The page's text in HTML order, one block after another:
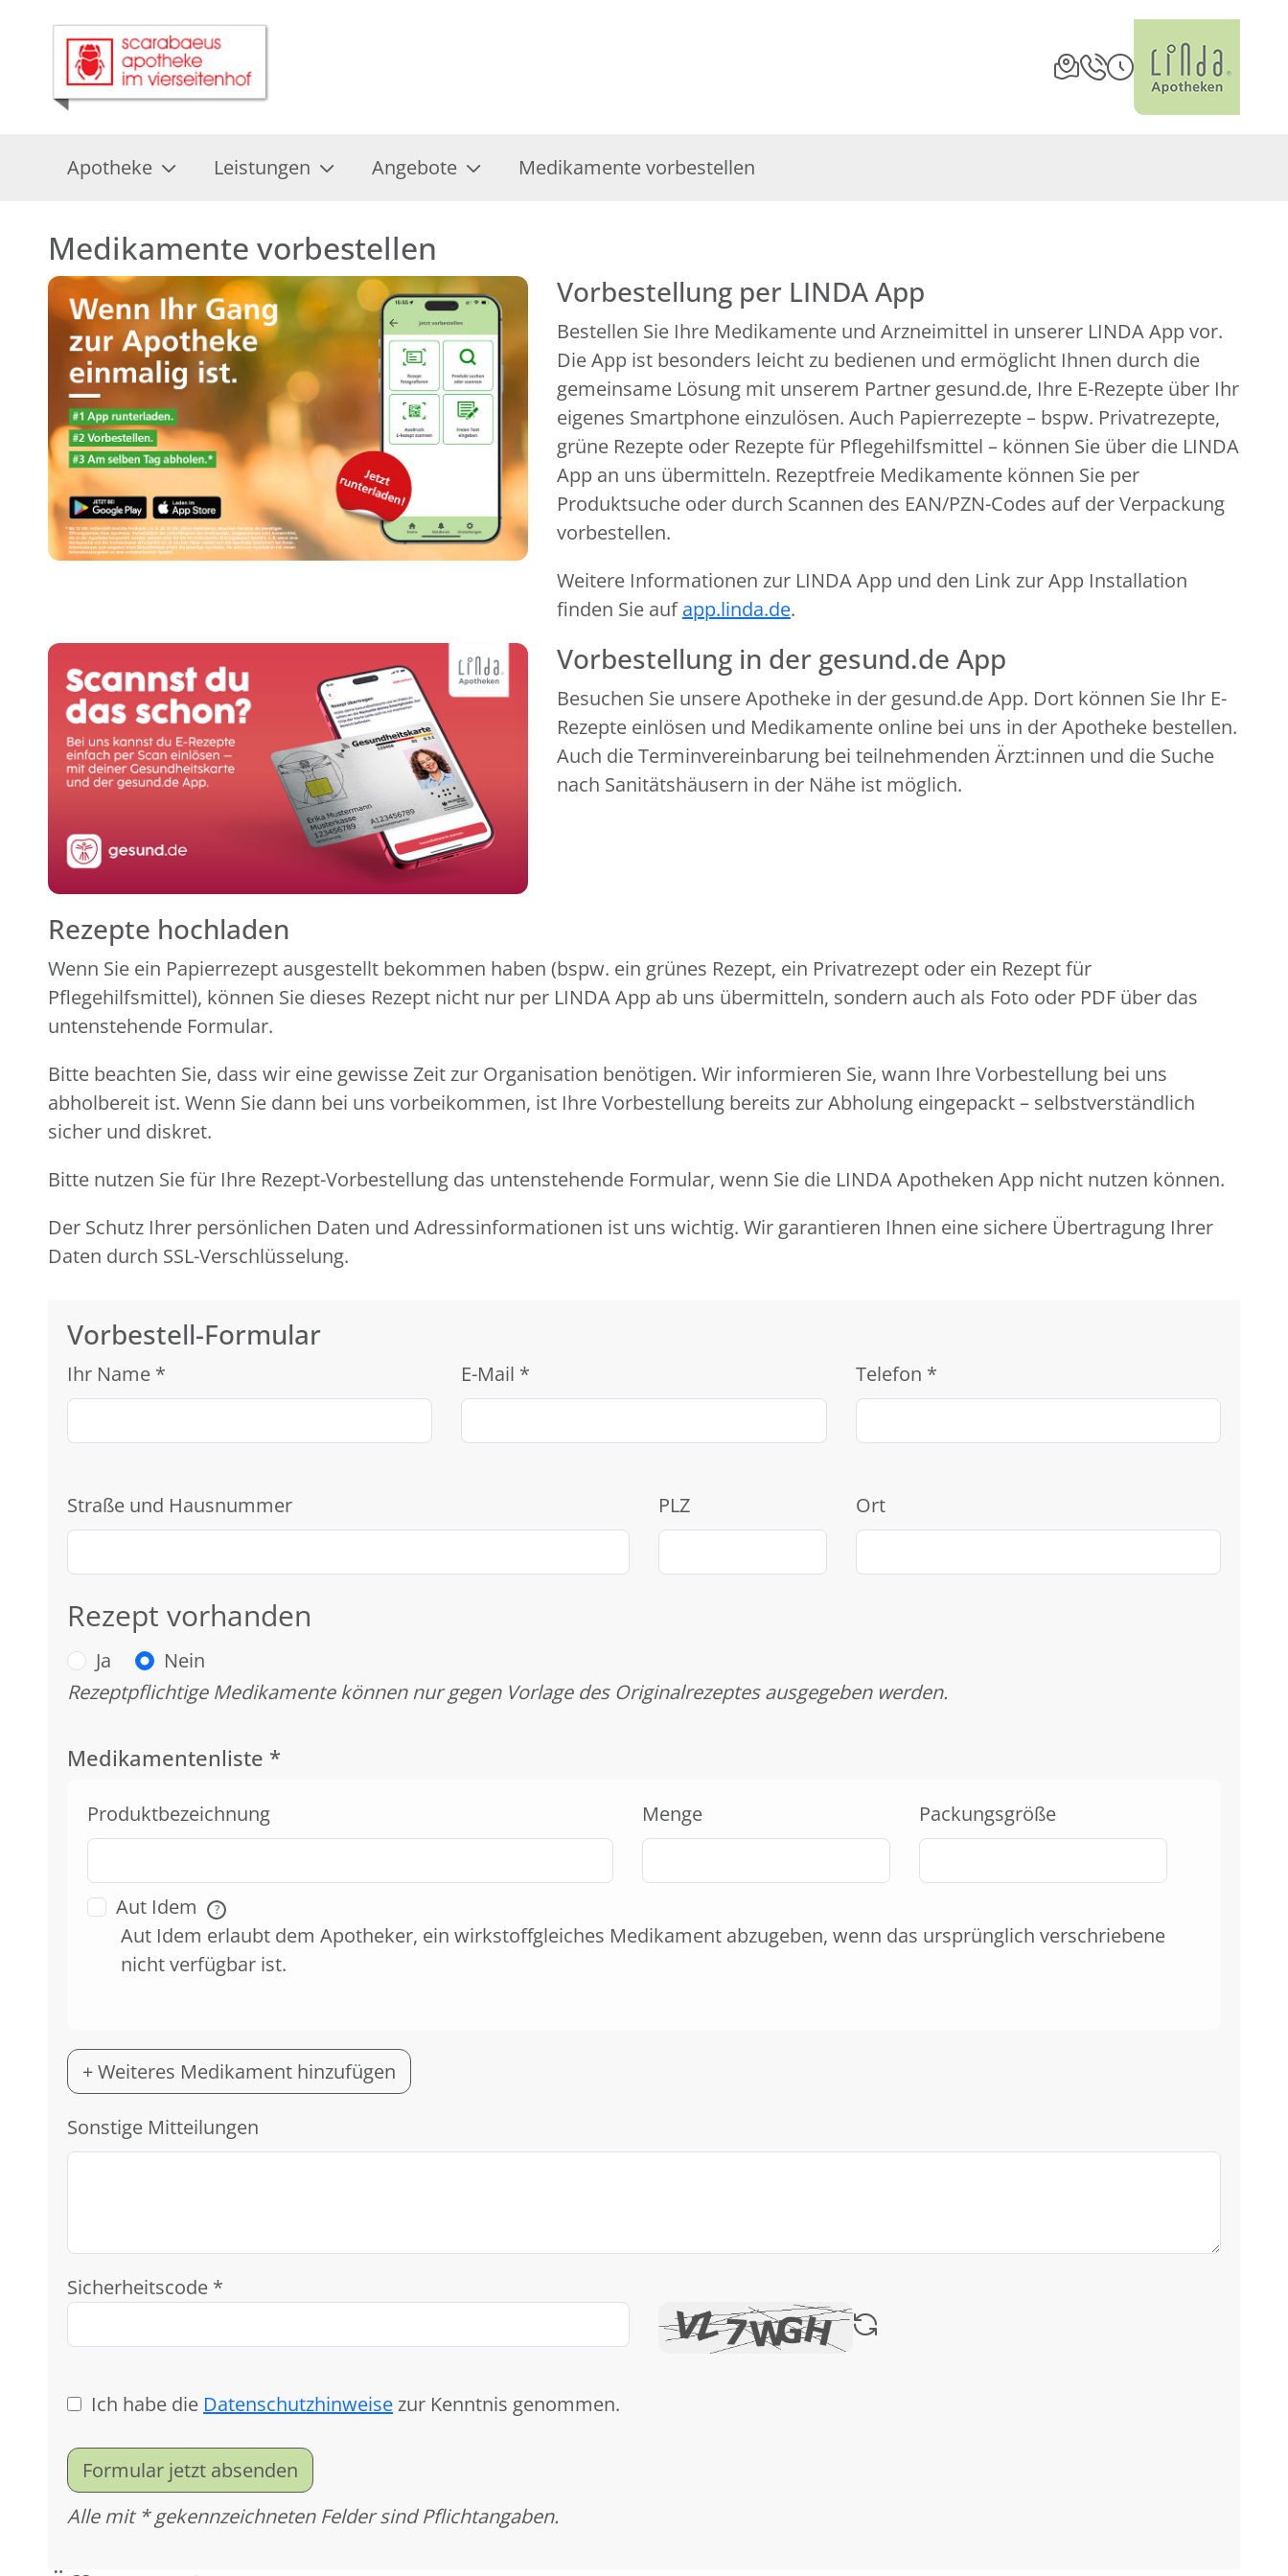
Apotheke Leistungen Angebote Medikamente vorbestellen
Medikamente vorbestellen
Vorbestellung per LINDA App
Bestellen Sie Ihre Medikamente und Arzneimittel in unserer LINDA App vor.
Die App ist besonders leicht zu bedienen und ermöglicht Ihnen durch die
gemeinsame Lösung mit unserem Partner gesund.de, Ihre E-Rezepte über Ihr
eigenes Smartphone einzulösen. Auch Papierrezepte – bspw. Privatrezepte,
grüne Rezepte oder Rezepte für Pflegehilfsmittel – können Sie über die LINDA
App an uns übermitteln. Rezeptfreie Medikamente können Sie per
Produktsuche oder durch Scannen des EAN/PZN-Codes auf der Verpackung
vorbestellen.
Weitere Informationen zur LINDA App und den Link zur App Installation
finden Sie aufapp.linda.de.
Vorbestellung in der gesund.de App
Besuchen Sie unsere Apotheke in der gesund.de App. Dort können Sie Ihr E-
Rezepte einlösen und Medikamente online bei uns in der Apotheke bestellen.
Auch die Terminvereinbarung bei teilnehmenden Ärzt:innen und die Suche
nach Sanitätshäusern in der Nähe ist möglich.
Rezepte hochladen
Wenn Sie ein Papierrezept ausgestellt bekommen haben (bspw. ein grünes Rezept, ein Privatrezept oder ein Rezept für
Pflegehilfsmittel), können Sie dieses Rezept nicht nur per LINDA App ab uns übermitteln, sondern auch als Foto oder PDF über das
untenstehende Formular.
Bitte beachten Sie, dass wir eine gewisse Zeit zur Organisation benötigen. Wir informieren Sie, wann Ihre Vorbestellung bei uns
abholbereit ist. Wenn Sie dann bei uns vorbeikommen, ist Ihre Vorbestellung bereits zur Abholung eingepackt – selbstverständlich
sicher und diskret.
Bitte nutzen Sie für Ihre Rezept-Vorbestellung das untenstehende Formular, wenn Sie die LINDA Apotheken App nicht nutzen können.
Der Schutz Ihrer persönlichen Daten und Adressinformationen ist uns wichtig. Wir garantieren Ihnen eine sichere Übertragung Ihrer
Daten durch SSL-Verschlüsselung.
Vorbestell-Formular
Ihr Name * E-Mail * Telefon *
Straße und Hausnummer PLZ Ort
Rezept vorhanden
Ja
Nein
Rezeptpflichtige Medikamente können nur gegen Vorlage des Originalrezeptes ausgegeben werden.
Medikamentenliste *
Produktbezeichnung Menge Packungsgröße
Aut Idem ?
Aut Idem erlaubt dem Apotheker, ein wirkstoffgleiches Medikament abzugeben, wenn das ursprünglich verschriebene
nicht verfügbar ist.
+ Weiteres Medikament hinzufügen
Sonstige Mitteilungen
Sicherheitscode *
Ich habe die Datenschutzhinweisezur Kenntnis genommen.
Formular jetzt absenden
Alle mit * gekennzeichneten Felder sind Pflichtangaben.